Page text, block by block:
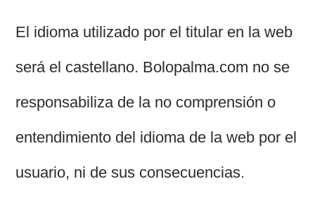
El idioma utilizado por el titular en la web
será el castellano. Bolopalma.com no se
responsabiliza de la no comprensión o
entendimiento del idioma de la web por el
usuario, ni de sus consecuencias.